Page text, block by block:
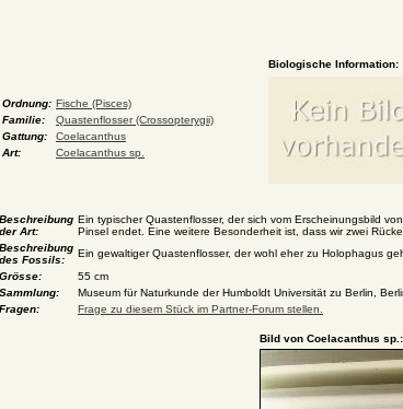
Biologische Information:
Ordnung: Fische (Pisces)
Familie:
Quastenflosser (Crossopterygii)
Gattung:
Coelacanthus
Art:
Coelacanthus sp.
Beschreibung
der Art:
Ein typischer Quastenflosser, der sich vom Erscheinungsbild
Pinsel endet. Eine weitere Besonderheit ist, dass wir zwei
Beschreibung
des Fossils:
Ein gewaltiger Quastenflosser, der wohl eher zu Holophagus
Grösse:
55 cm
Sammlung:
Museum für Naturkunde der Humboldt Universität zu Berlin,
Fragen:
Frage zu diesem Stück im Partner-Forum stellen.
Bild von Coelacanthus sp.: